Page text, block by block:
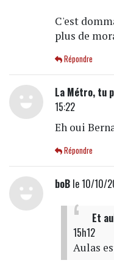
C'est
plus de
Répondre
La Métro, tu
15:22
Eh oui
Répondre
boBle 10/10/
Et
15h12
Aulas